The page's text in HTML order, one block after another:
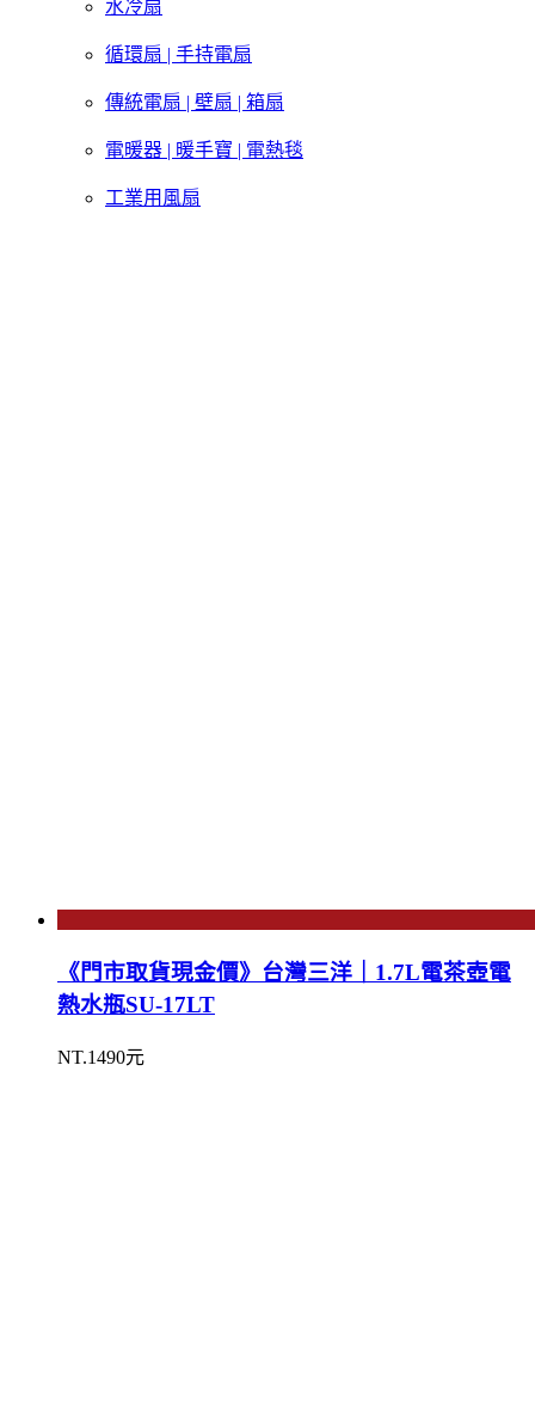
水冷扇
循環扇 | 手持電扇
傳統電扇 | 壁扇 | 箱扇
電暖器 | 暖手寶 | 電熱毯
工業用風扇
《門市取貨現金價》台灣三洋｜1.7L電茶壺電
熱水瓶SU-17LT
NT.1490元